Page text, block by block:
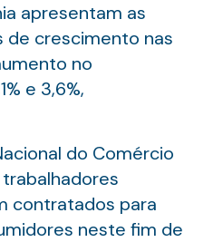
apresentam as
de crescimento nas
no
e 3,6%,
do Comércio
contratados para
neste fim de